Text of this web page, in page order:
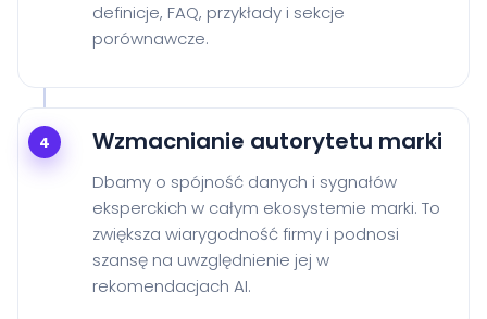
definicje, FAQ, przykłady i sekcje
porównawcze.
4 Wzmacnianie autorytetu marki
Dbamy o spójność danych i sygnałów
eksperckich w całym ekosystemie marki. To
zwiększa wiarygodność firmy i podnosi
szansę na uwzględnienie jej w
rekomendacjach AI.